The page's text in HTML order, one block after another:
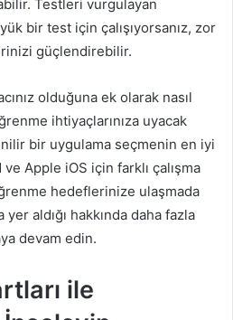
Testleri vurgulayan
bir test için çalışıyorsanız, zor
güçlendirebilir.
olduğuna ek olarak nasıl
ihtiyaçlarınıza uyacak
bir uygulama seçmenin en iyi
Apple iOS için farklı çalışma
hedeflerinize ulaşmada
aldığı hakkında daha fazla
devam edin.
ile